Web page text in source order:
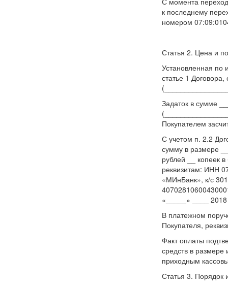
к последнему
номером
Статья 2. Цена и
Установленная по
статье 1
Задаток в сумме
Покупателем
С учетом п. 2.2
сумму в размере
рублей __ копеек
реквизитам: ИНН
«МИнБанк», к/с
«_____» ____ 2018
В платежном
Покупателя,
Факт оплаты
средств в размере
приходным
Статья 3. Порядок